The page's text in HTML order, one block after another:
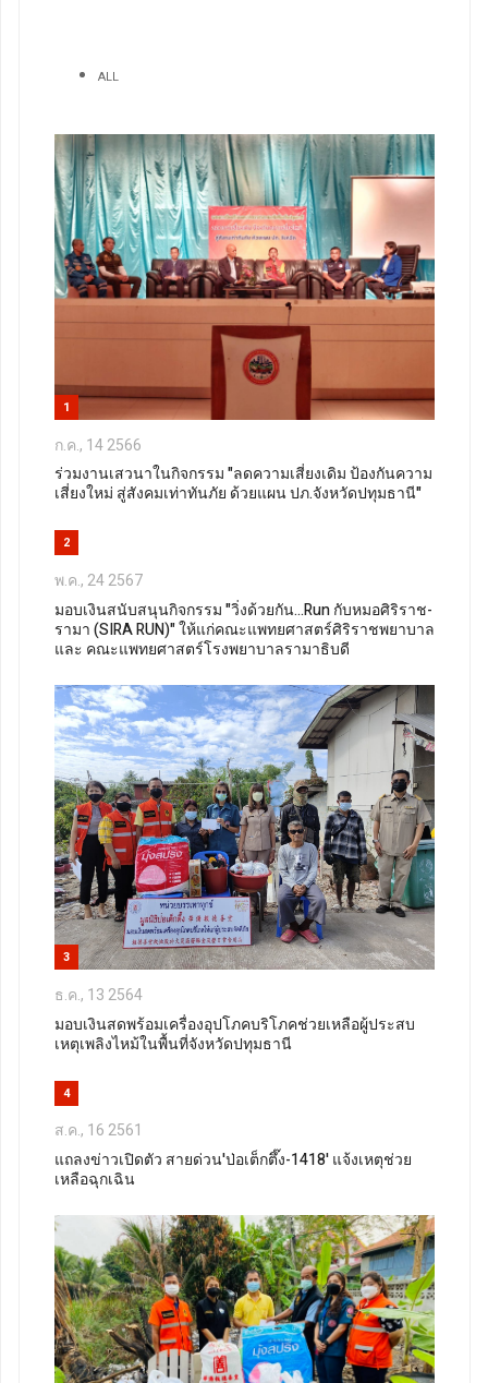
ALL
1
ก.ค., 14 2566
ร่วมงานเสวนาในกิจกรรม "ลดความเสี่ยงเดิม ป้องกันความ
เสี่ยงใหม่ สู่สังคมเท่าทันภัย ด้วยแผน ปภ.จังหวัดปทุมธานี"
2
พ.ค., 24 2567
มอบเงินสนับสนุนกิจกรรม "วิ่งด้วยกัน...Run กับหมอศิริราช-
รามา (SIRA RUN)" ให้แก่คณะแพทยศาสตร์ศิริราชพยาบาล
และ คณะแพทยศาสตร์โรงพยาบาลรามาธิบดี
3
ธ.ค., 13 2564
มอบเงินสดพร้อมเครื่องอุปโภคบริโภคช่วยเหลือผู้ประสบ
เหตุเพลิงไหม้ในพื้นที่จังหวัดปทุมธานี
4
ส.ค., 16 2561
แถลงข่าวเปิดตัว สายด่วน'ป่อเต็กตึ๊ง-1418' แจ้งเหตุช่วย
เหลือฉุกเฉิน